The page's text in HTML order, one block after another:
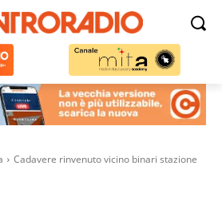
Cadavere rinvenuto vicino binari stazione